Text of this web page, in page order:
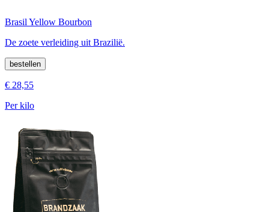
Brasil Yellow Bourbon
De zoete verleiding uit Brazilië.
bestellen
€ 28,55
Per kilo